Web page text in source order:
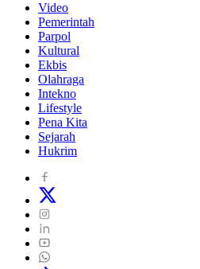
Video
Pemerintah
Parpol
Kultural
Ekbis
Olahraga
Intekno
Lifestyle
Pena Kita
Sejarah
Hukrim